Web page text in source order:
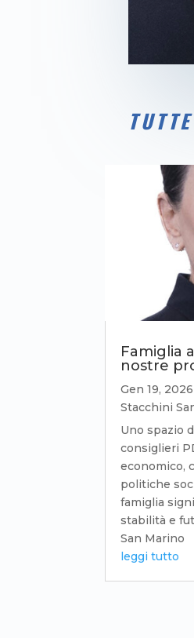
Famiglia
nostre
Gen 19, 2026
Stacchini
Uno spazio
consiglieri
economico,
politiche
famiglia
stabilità e
San Marino
leggi tutto